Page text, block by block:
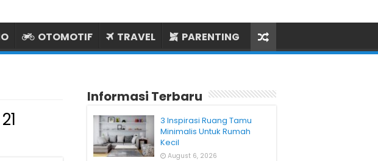
OTOMOTIF TRAVEL PARENTING
Informasi Terbaru
3 Inspirasi Ruang Tamu
Minimalis Untuk Rumah
Kecil
August 6, 2026